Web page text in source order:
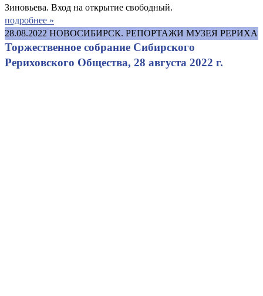
Зиновьева. Вход на открытие свободный.
подробнее »
28.08.2022 НОВОСИБИРСК. РЕПОРТАЖИ МУЗЕЯ РЕРИХА
Торжественное собрание Сибирского
Рериховского Общества, 28 августа 2022 г.